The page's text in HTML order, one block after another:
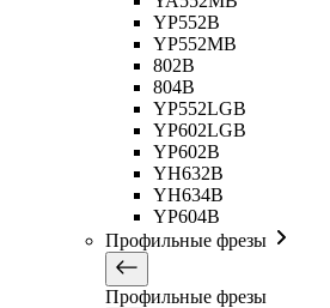
YP552B
YP552MB
802B
804B
YP552LGB
YP602LGB
YP602B
YH632B
YH634B
YP604B
Профильные фрезы
Профильные фрезы